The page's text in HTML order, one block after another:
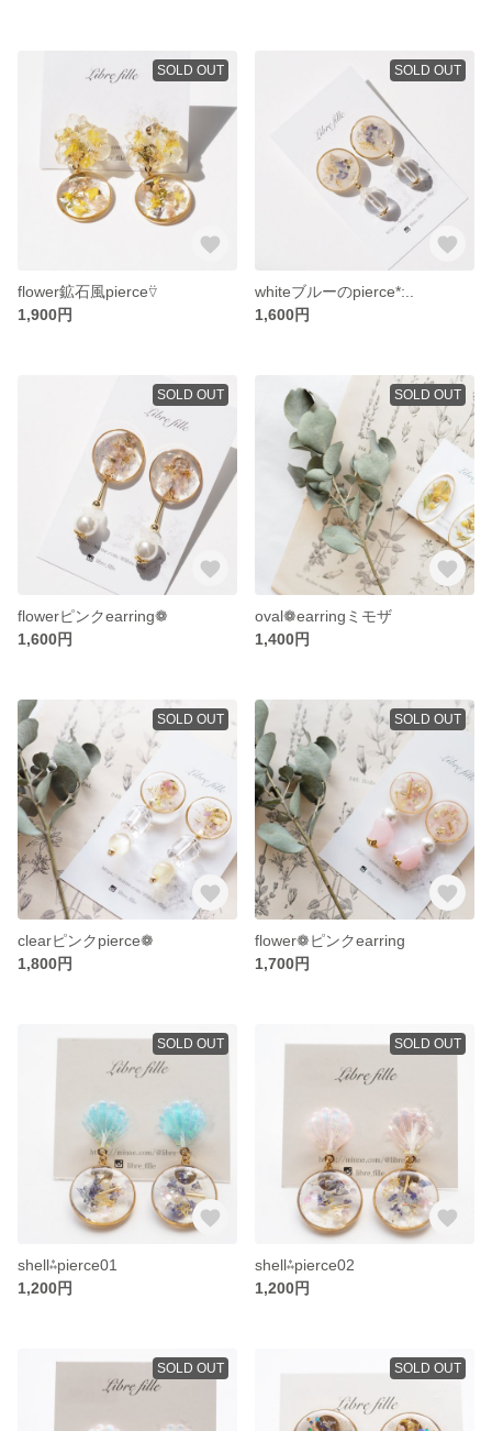
SOLD OUT
flower鉱石風pierce⍢
1,900円
SOLD OUT
whiteブルーのpierce*:..
1,600円
SOLD OUT
flowerピンクearring❁
1,600円
SOLD OUT
oval❁earringミモザ
1,400円
SOLD OUT
clearピンクpierce❁
1,800円
SOLD OUT
flower❁ピンクearring
1,700円
SOLD OUT
shell⁂pierce01
1,200円
SOLD OUT
shell⁂pierce02
1,200円
SOLD OUT SOLD OUT